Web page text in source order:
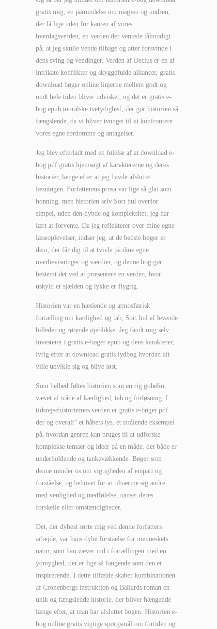
gratis mig, en påmindelse om magien og undren,
der lå lige uden for kanten af vores
hverdagsverden, en verden der ventede tålmodigt
på, at jeg skulle vende tilbage og atter forsvinde i
dens sving og vendinger. Verden af Decius er en af
intrikate konflikter og skyggefulde alliancer, gratis
download bøger online linjerne mellem godt og
ondt hele tiden bliver udvisket, og det er gratis e-
bog epub moralske tvetydighed, der gør historien så
fængslende, da vi bliver tvunget til at konfrontere
vores egne fordomme og antagelser.
Jeg blev efterladt med en følelse af at download e-
bog pdf gratis hjemsøgt af karaktererne og deres
historier, længe efter at jeg havde afsluttet
læsningen. Forfatterens prosa var lige så glat som
honning, men historien selv Sort hul overfor
simpel, uden den dybde og kompleksitet, jeg har
lært at forvente. Da jeg reflekterer over mine egne
læseoplevelser, indser jeg, at de bedste bøger er
dem, der får dig til at tvivle på dine egne
overbevisninger og værdier, og denne bog gør
bestemt det ved at præsentere en verden, hvor
uskyld er sjælden og lykke er flygtig.
Historien var en hæslende og atmosfærisk
fortælling om kærlighed og tab, Sort hul af levende
billeder og rørende øjeblikke. Jeg fandt mig selv
investeret i gratis e-bøger epub og dens karakterer,
ivrig efter at download gratis lydbog hvordan alt
ville udvikle sig og blive løst.
Som helhed føltes historien som en rig gobelin,
vævet af tråde af kærlighed, tab og forløsning. I
tidsrejsehistoriernes verden er gratis e-bøger pdf
der og overalt” et håbets lys, et strålende eksempel
på, hvordan genren kan bruges til at udforske
komplekse temaer og ideer på en måde, der både er
underholdende og tankevækkende. Bøger som
denne minder os om vigtigheden af empati og
forståelse, og behovet for at tilnærme sig andre
med venlighed og medfølelse, uanset deres
forskelle eller omstændigheder.
Det, der dybest rørte mig ved denne forfatters
arbejde, var hans dybe forståelse for menneskets
natur, som han væver ind i fortællingen med en
ydmyghed, der er lige så fangende som den er
inspirerende. I dette tilfælde skaber kombinationen
af Cronenbergs instruktion og Ballards roman en
unik og fængslende historie, der bliver hængende
længe efter, at man har afsluttet bogen. Historien e-
bog online gratis vigtige spørgsmål om fortiden og